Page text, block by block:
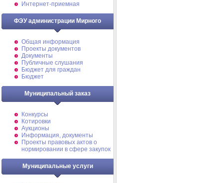
Интернет-приемная
ФЭУ администрации Мирного
Общая информация
Проекты документов
Документы
Публичные слушания
Бюджет для граждан
Бюджет
Муниципальный заказ
Конкурсы
Котировки
Аукционы
Информация, документы
Проекты правовых актов о
нормировании в сфере закупок
Муниципальные услуги